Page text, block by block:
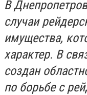
В
случаи
имущества,
характер. В
создан
по борьбе с